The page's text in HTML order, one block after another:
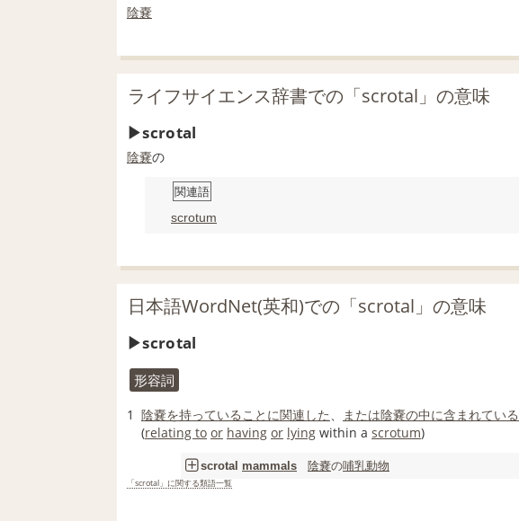
陰嚢
ライフサイエンス辞書での「scrotal」の意味
scrotal
陰嚢の
関連語
scrotum
日本語WordNet(英和)での「scrotal」の意味
scrotal
形容詞
1 陰嚢を持っていることに関連した、 または陰嚢の中に含まれている
(relating to or having or lying within a scrotum)
scrotal mammals 陰嚢の哺乳動物
「scrotal」に関する類語一覧